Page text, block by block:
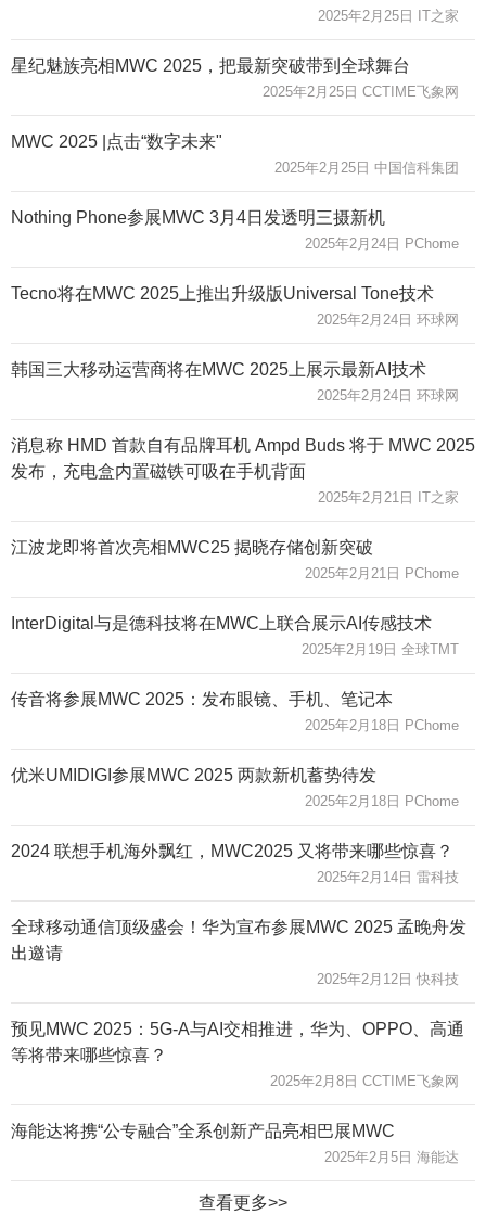
2025年2月25日 IT之家
星纪魅族亮相MWC 2025，把最新突破带到全球舞台
2025年2月25日 CCTIME飞象网
MWC 2025 |点击“数字未来"
2025年2月25日 中国信科集团
Nothing Phone参展MWC 3月4日发透明三摄新机
2025年2月24日 PChome
Tecno将在MWC 2025上推出升级版Universal Tone技术
2025年2月24日 环球网
韩国三大移动运营商将在MWC 2025上展示最新AI技术
2025年2月24日 环球网
消息称 HMD 首款自有品牌耳机 Ampd Buds 将于 MWC 2025
发布，充电盒内置磁铁可吸在手机背面
2025年2月21日 IT之家
江波龙即将首次亮相MWC25 揭晓存储创新突破
2025年2月21日 PChome
InterDigital与是德科技将在MWC上联合展示AI传感技术
2025年2月19日 全球TMT
传音将参展MWC 2025：发布眼镜、手机、笔记本
2025年2月18日 PChome
优米UMIDIGI参展MWC 2025 两款新机蓄势待发
2025年2月18日 PChome
2024 联想手机海外飘红，MWC2025 又将带来哪些惊喜？
2025年2月14日 雷科技
全球移动通信顶级盛会！华为宣布参展MWC 2025 孟晚舟发
出邀请
2025年2月12日 快科技
预见MWC 2025：5G-A与AI交相推进，华为、OPPO、高通
等将带来哪些惊喜？
2025年2月8日 CCTIME飞象网
海能达将携“公专融合”全系创新产品亮相巴展MWC
2025年2月5日 海能达
查看更多>>